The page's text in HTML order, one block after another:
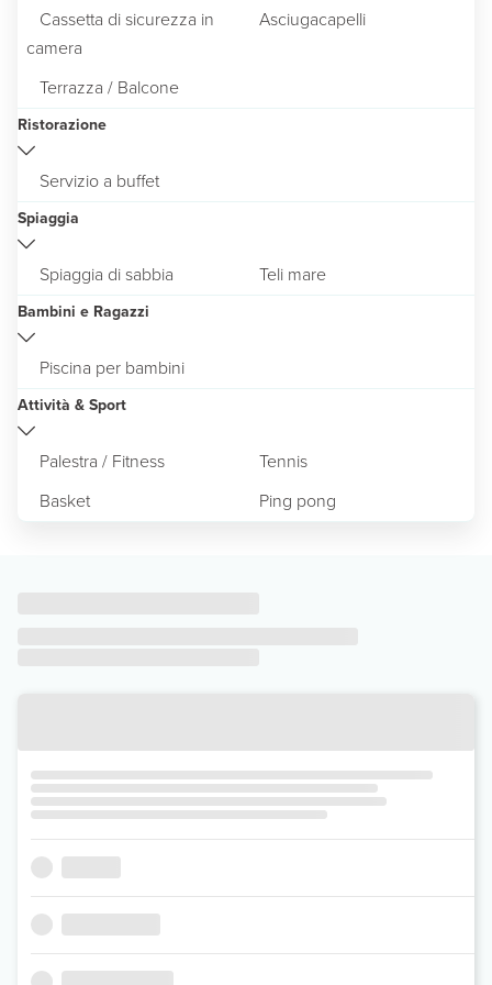
Cassetta di sicurezza in
camera
Asciugacapelli
Terrazza / Balcone
Ristorazione
Servizio a buffet
Spiaggia
Spiaggia di sabbia Teli mare
Bambini e Ragazzi
Piscina per bambini
Attività & Sport
Palestra / Fitness
Tennis
Basket
Ping pong